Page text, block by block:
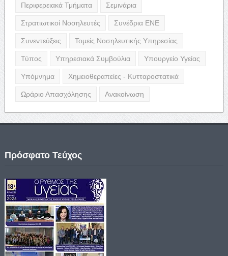
Περιφερειακά Τμήματα Σεμινάρια
Στρατιωτικοί Νοσηλευτές Συνέδρια ΕΝΕ
Συνεντεύξεις Τομείς Νοσηλευτικής Υπηρεσίας
Τύπος Υπηρεσιακά Συμβούλια Υπουργείο Υγείας
Υπόμνημα Χημειοθεραπείες - Κυτταροστατικά
Ωράριο Απασχόλησης Ανακοίνωση
Πρόσφατο Τεύχος